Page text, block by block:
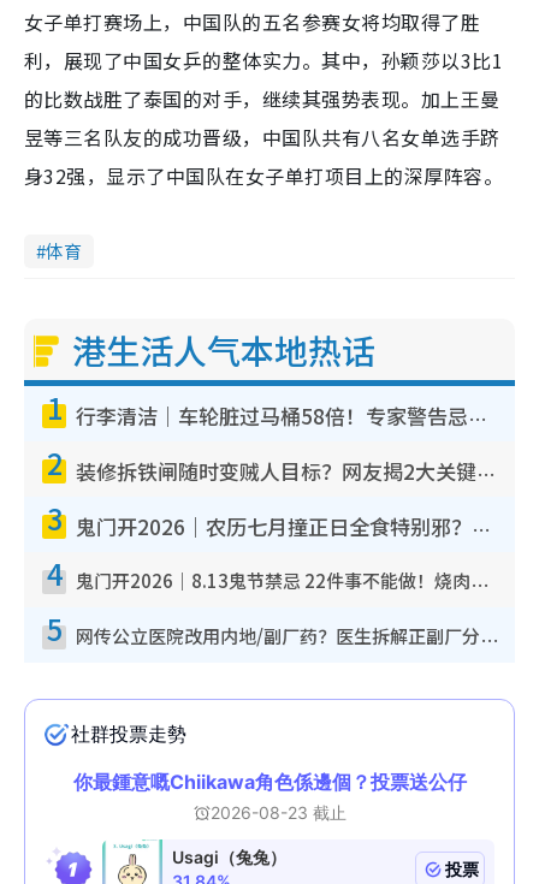
女子单打赛场上，中国队的五名参赛女将均取得了胜
利，展现了中国女乒的整体实力。其中，孙颖莎以3比1
的比数战胜了泰国的对手，继续其强势表现。加上王曼
昱等三名队友的成功晋级，中国队共有八名女单选手跻
身32强，显示了中国队在女子单打项目上的深厚阵容。
体育
港生活人气本地热话
1 行李清洁｜车轮脏过马桶58倍！专家警告忌用酒精擦 教1招免脏手除菌
2 装修拆铁闸随时变贼人目标？网友揭2大关键用途：装新款等于白装？附新旧铁闸分别
3 鬼门开2026｜农历七月撞正日全食特别邪？专家警告切忌做一事！揭4大禁忌+2招保平安
4 鬼门开2026｜8.13鬼节禁忌 22件事不能做！烧肉、刺身要少食？半夜勿吹口哨/打给个电话
5 网传公立医院改用内地/副厂药？医生拆解正副厂分别，揭4类人换药随时出事